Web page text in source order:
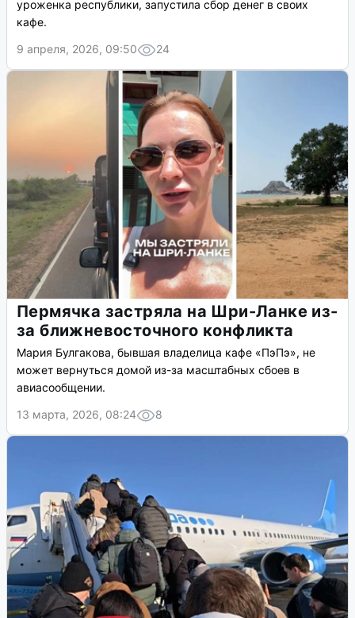
уроженка республики, запустила сбор денег в своих
кафе.
9 апреля, 2026, 09:50
24
Пермячка застряла на Шри-Ланке из-
за ближневосточного конфликта
Мария Булгакова, бывшая владелица кафе «ПэПэ», не
может вернуться домой из-за масштабных сбоев в
авиасообщении.
13 марта, 2026, 08:24
8